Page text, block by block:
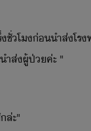
​ชั่โ​่​ำ​ส่​โ
ำ​ส่​ผู้ป่​ค่ะ​ ​"
ล่ะ​"